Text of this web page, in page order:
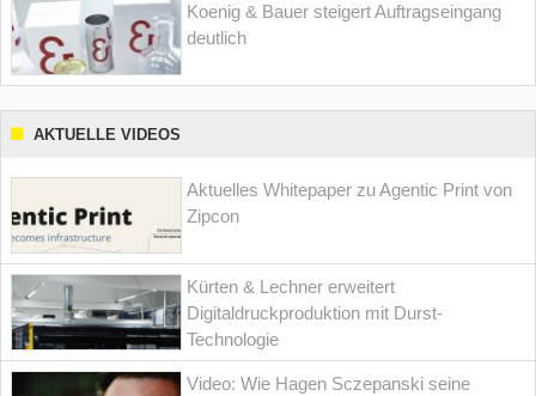
Koenig & Bauer steigert Auftragseingang
deutlich
AKTUELLE VIDEOS
Aktuelles Whitepaper zu Agentic Print von
Zipcon
Kürten & Lechner erweitert
Digitaldruckproduktion mit Durst-
Technologie
Video: Wie Hagen Sczepanski seine